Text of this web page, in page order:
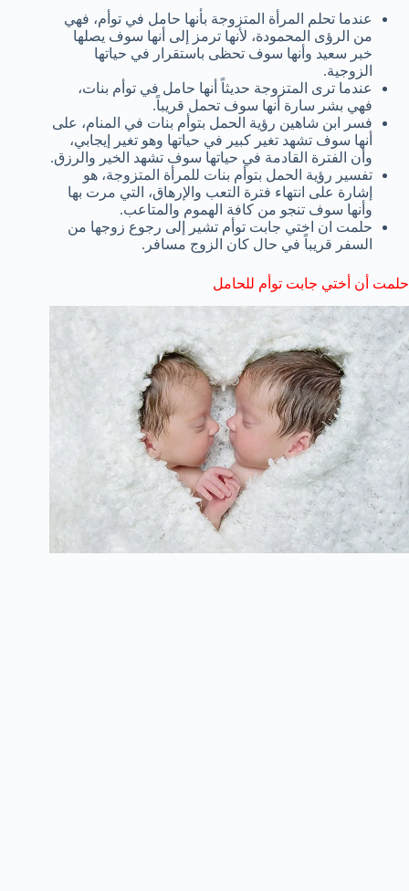
عندما تحلم المرأة المتزوجة بأنها حامل في توأم، فهي
من الرؤى المحمودة، لأنها ترمز إلى أنها سوف يصلها
خبر سعيد وأنها سوف تحظى باستقرار في حياتها
الزوجية.
عندما ترى المتزوجة حديثاً أنها حامل في توأم بنات،
فهي بشر سارة أنها سوف تحمل قريباً.
فسر ابن شاهين رؤية الحمل بتوأم بنات في المنام، على
أنها سوف تشهد تغير كبير في حياتها وهو تغير إيجابي،
وأن الفترة القادمة في حياتها سوف تشهد الخير والرزق.
تفسير رؤية الحمل بتوأم بنات للمرأة المتزوجة، هو
إشارة على انتهاء فترة التعب والإرهاق، التي مرت بها
وأنها سوف تنجو من كافة الهموم والمتاعب.
حلمت ان اختي جابت توأم تشير إلى رجوع زوجها من
السفر قريباً في حال كان الزوج مسافر.
حلمت أن أختي جابت توأم للحامل